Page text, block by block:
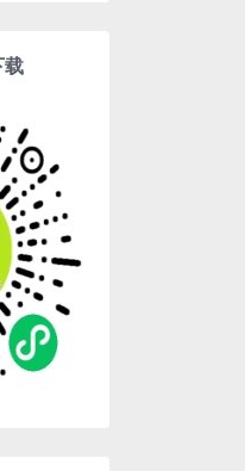
载